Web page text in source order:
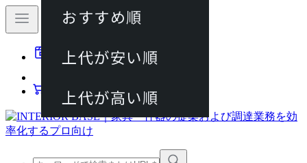
動画マニュアル
カート
おすすめ順
上代が安い順
上代が高い順